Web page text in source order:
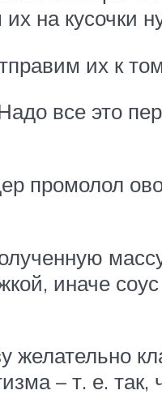
на кусочки
их к
все это
промолол
иначе соус
желательно
– т. е. так,